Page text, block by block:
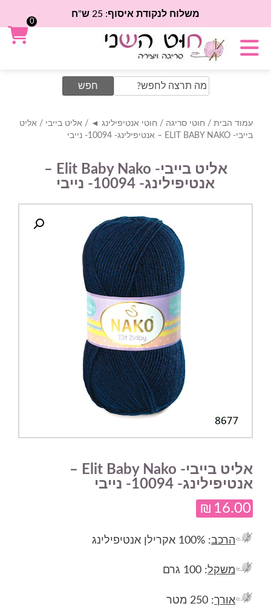
משלוח לנקודת איסוף: 25 ש"ח
Search
for:
עמוד הבית / חוטי סריגה / חוטי אנטיפילינג ◄ / אליט בייבי / אליט
בייבי- ELIT BABY NAKO – אנטיפילינג- 10094- נייבי
אליט בייבי- Elit Baby Nako –
אנטיפילינג- 10094- נייבי
אליט בייבי- Elit Baby Nako –
אנטיפילינג- 10094- נייבי
₪ 16.00
הרכב: 100% אקרילן אנטיפילינג
משקל: 100 גרם
אורך: 250 מטר
0